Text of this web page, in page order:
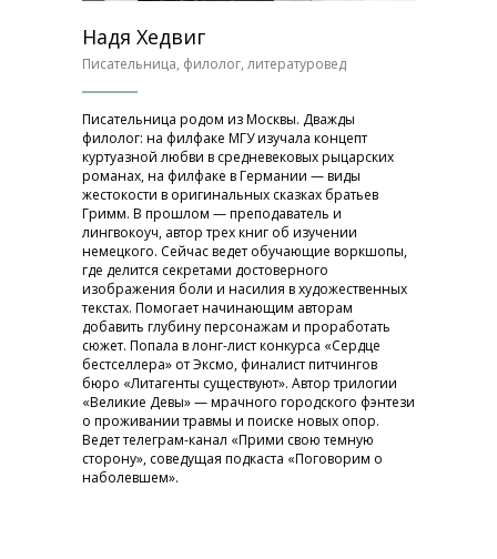
Надя Хедвиг
Писательница, филолог, литературовед
Писательница родом из Москвы. Дважды
филолог: на филфаке МГУ изучала концепт
куртуазной любви в средневековых рыцарских
романах, на филфаке в Германии — виды
жестокости в оригинальных сказках братьев
Гримм. В прошлом — преподаватель и
лингвокоуч, автор трех книг об изучении
немецкого. Сейчас ведет обучающие воркшопы,
где делится секретами достоверного
изображения боли и насилия в художественных
текстах. Помогает начинающим авторам
добавить глубину персонажам и проработать
сюжет. Попала в лонг-лист конкурса «Сердце
бестселлера» от Эксмо, финалист питчингов
бюро «Литагенты существуют». Автор трилогии
«Великие Девы» — мрачного городского фэнтези
о проживании травмы и поиске новых опор.
Ведет телеграм-канал «Прими свою темную
сторону», соведущая подкаста «Поговорим о
наболевшем».